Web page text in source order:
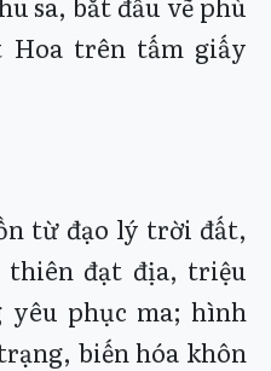
Hoa trên tấm giấy
từ đạo lý trời đất,
thiên đạt địa, triệu
phục ma; hình
biến hóa khôn